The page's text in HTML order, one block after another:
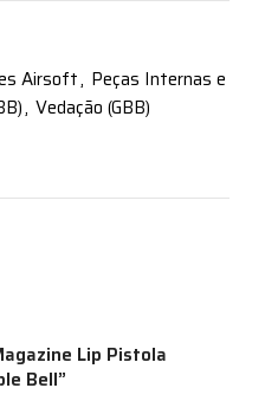
Airsoft, Peças Internas e
, Vedação (GBB)
Lip Pistola
Bell”